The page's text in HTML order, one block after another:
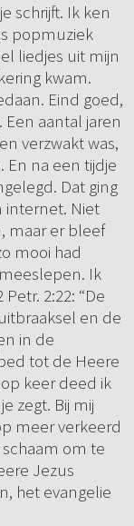
schrijft. Ik ken
popmuziek
liedjes uit mijn
kwam.
Eind goed,
aantal jaren
verzwakt was,
na een tijdje
Dat ging
internet. Niet
maar er bleef
mooi had
Ik
2:22: “De
en de
in de
tot de Heere
keer deed ik
zegt. Bij mij
meer verkeerd
om te
Jezus
het evangelie